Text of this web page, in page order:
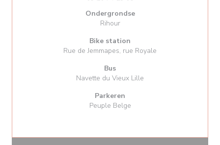
Ondergrondse
Rihour
Bike station
Rue de Jemmapes, rue Royale
Bus
Navette du Vieux Lille
Parkeren
Peuple Belge